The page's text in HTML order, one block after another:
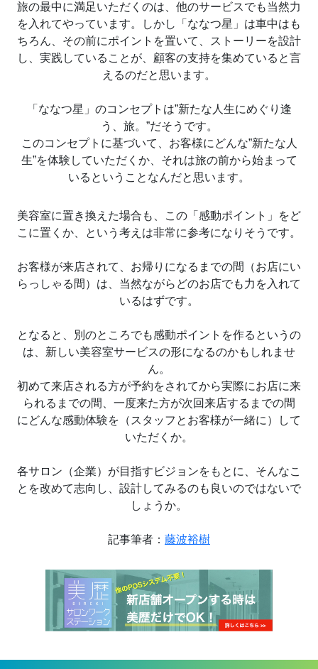
旅の最中に満足いただくのは、他のサービスでも当然力
を入れてやっています。しかし「ななつ星」は車中はも
ちろん、その前にポイントを置いて、ストーリーを設計
し、実践していることが、顧客の支持を集めていると言
えるのだと思います。
「ななつ星」のコンセプトは”新たな人生にめぐり逢
う、旅。”だそうです。
このコンセプトに基づいて、お客様にどんな”新たな人
生”を体験していただくか、それは旅の前から始まって
いるということなんだと思います。
美容室に置き換えた場合も、この「感動ポイント」をど
こに置くか、という考えは非常に参考になりそうです。
お客様が来店されて、お帰りになるまでの間（お店にい
らっしゃる間）は、当然ながらどのお店でも力を入れて
いるはずです。
となると、別のところでも感動ポイントを作るというの
は、新しい美容室サービスの形になるのかもしれませ
ん。
初めて来店される方が予約をされてから実際にお店に来
られるまでの間、一度来た方が次回来店するまでの間
にどんな感動体験を（スタッフとお客様が一緒に）して
いただくか。
各サロン（企業）が目指すビジョンをもとに、そんなこ
とを改めて志向し、設計してみるのも良いのではないで
しょうか。
記事筆者： 藤波裕樹